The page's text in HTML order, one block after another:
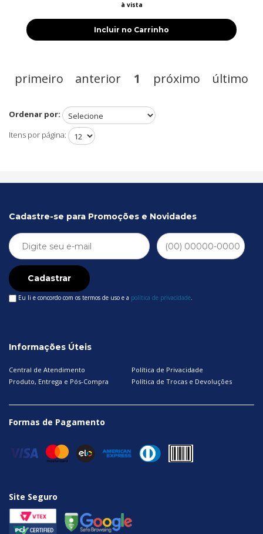
à vista
Incluir no Carrinho
primeiro anterior 1 próximo último
Ordenar por:
Itens por página:
Informações Úteis
Central de Atendimento
Política de Privacidade
Produto, Entrega e Pós-Compra
Política de Trocas e Devoluções
Cadastre-se para Promoções e Novidades
Cadastrar
Eu li e concordo com os termos de uso e a política de privacidade.
Formas de Pagamento
Site Seguro